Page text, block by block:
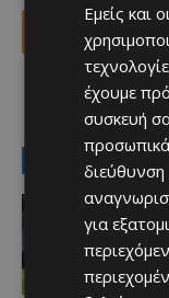
Top
LATEST NEWS
Εμείς και
έχουμε
συσκευή
για